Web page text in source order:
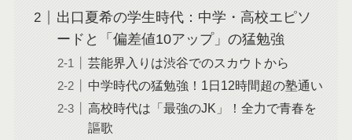
出口夏希の学生時代：中学・高校エピソ
ードと「偏差値10アップ」の猛勉強
芸能界入りは渋谷でのスカウトから
中学時代の猛勉強！1日12時間超の塾通い
高校時代は「最強のJK」！全力で青春を
謳歌